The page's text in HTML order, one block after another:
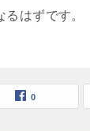
はずです。
0